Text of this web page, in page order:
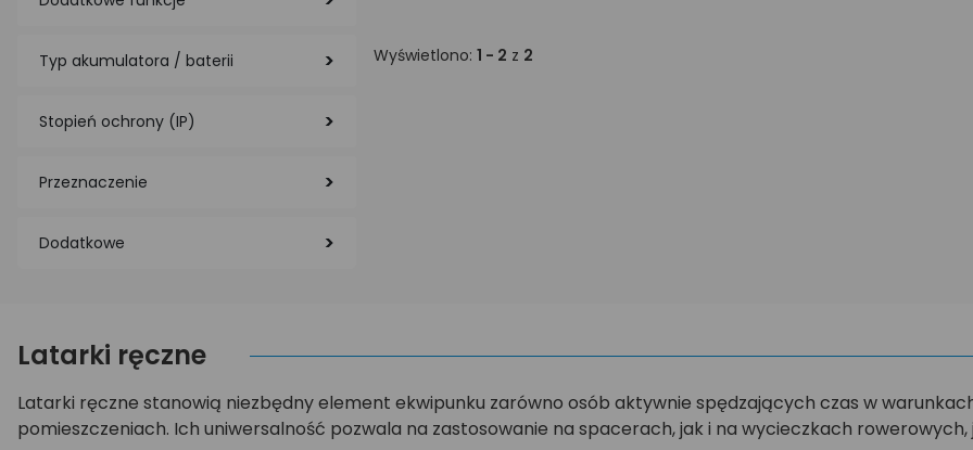
Typ akumulatora / baterii
Stopień ochrony (IP)
Przeznaczenie
Dodatkowe
Wyświetlono: 1 - 2 z 2
Latarki ręczne
Latarki ręczne stanowią niezbędny element ekwipunku zarówno osób aktywnie spędzających czas w
pomieszczeniach. Ich uniwersalność pozwala na zastosowanie na spacerach, jak i na wycieczkach rowerowych,